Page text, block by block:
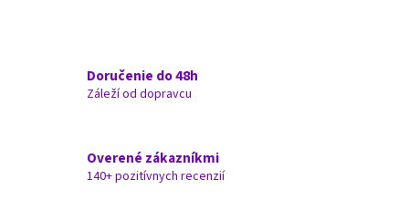
Doručenie do 48h
Záleží od dopravcu
Overené zákazníkmi
140+ pozitívnych recenzií